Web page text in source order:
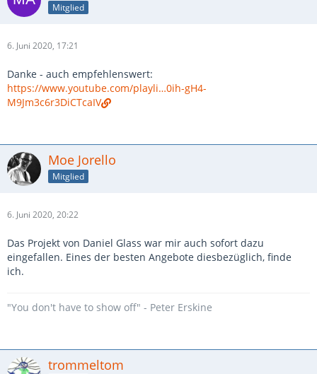
Mitglied
6. Juni 2020, 17:21
Danke - auch empfehlenswert:
https://www.youtube.com/playli…0ih-gH4-
M9Jm3c6r3DiCTcaIV
Moe Jorello
Mitglied
6. Juni 2020, 20:22
Das Projekt von Daniel Glass war mir auch sofort dazu
eingefallen. Eines der besten Angebote diesbezüglich, finde
ich.
"You don't have to show off" - Peter Erskine
trommeltom